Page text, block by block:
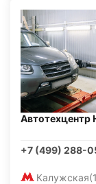
Автотехцентр
+7 (499) 288-
Калужская